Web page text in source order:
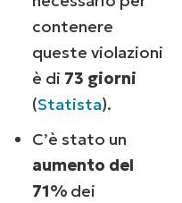
contenere
queste violazioni
è di 73 giorni
(Statista).
C’è stato un
aumento del
71% dei